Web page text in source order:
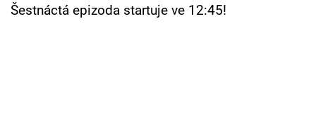
Přihlášení
Šestnáctá epizoda startuje ve 12:45!